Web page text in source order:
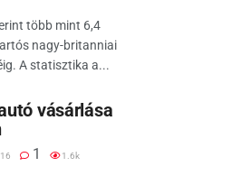
több mint 6,4
nagy-britanniai
A statisztika a...
vásárlása
1 1.6k